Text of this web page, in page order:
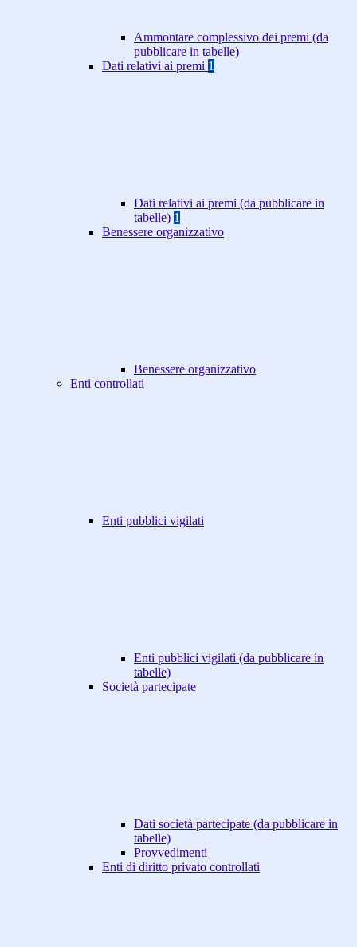
Ammontare complessivo dei premi (da
pubblicare in tabelle)
Dati relativi ai premi 1
Dati relativi ai premi (da pubblicare in
tabelle) 1
Benessere organizzativo
Benessere organizzativo
Enti controllati
Enti pubblici vigilati
Enti pubblici vigilati (da pubblicare in
tabelle)
Società partecipate
Dati società partecipate (da pubblicare in
tabelle)
Provvedimenti
Enti di diritto privato controllati